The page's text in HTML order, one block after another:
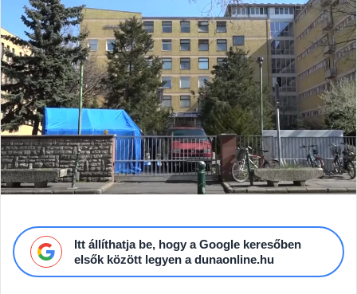
Itt állíthatja be, hogy a Google keresőben
elsők között legyen a dunaonline.hu